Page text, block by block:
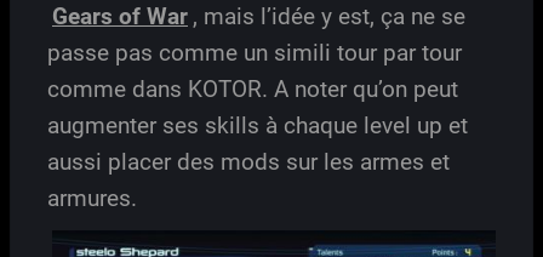
Gears of War , mais l’idée y est, ça ne se
passe pas comme un simili tour par tour
comme dans KOTOR. A noter qu’on peut
augmenter ses skills à chaque level up et
aussi placer des mods sur les armes et
armures.